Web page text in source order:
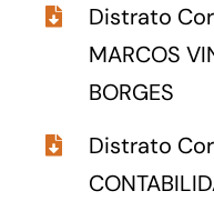
Distrato
MARCOS
BORGES
Distrato